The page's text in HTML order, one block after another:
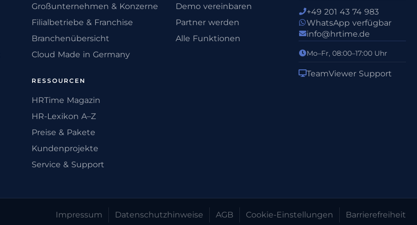
Großunternehmen & Konzerne
Filialbetriebe & Franchise
Branchenübersicht
Cloud Made in Germany
RESSOURCEN
HRTime Magazin
HR-Lexikon A–Z
Preise & Pakete
Kundenprojekte
Service & Support
Demo vereinbaren
Partner werden
Alle Funktionen
+49 201 43 74 983
WhatsApp verfügbar
info@hrtime.de
Mo–Fr, 08:00–17:00 Uhr
TeamViewer Support
Impressum Datenschutz­hinweise AGB Cookie-Einstellungen Barrierefreiheit